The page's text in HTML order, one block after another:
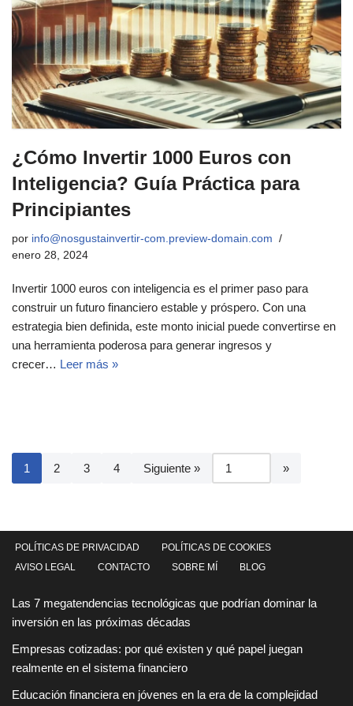
¿Cómo Invertir 1000 Euros con
Inteligencia? Guía Práctica para
Principiantes
por info@nosgustainvertir-com.preview-domain.com
enero 28, 2024
Invertir 1000 euros con inteligencia es el primer paso para
construir un futuro financiero estable y próspero. Con una
estrategia bien definida, este monto inicial puede convertirse en
una herramienta poderosa para generar ingresos y
crecer… Leer más »
1 2 3 4 Siguiente »
POLÍTICAS DE PRIVACIDAD
POLÍTICAS DE COOKIES
AVISO LEGAL
CONTACTO SOBRE MÍ BLOG
Las 7 megatendencias tecnológicas que podrían dominar la
inversión en las próximas décadas
Empresas cotizadas: por qué existen y qué papel juegan
realmente en el sistema financiero
Educación financiera en jóvenes en la era de la complejidad